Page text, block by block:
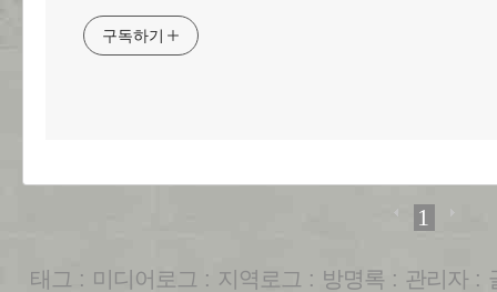
구독하기
1
태그 : 미디어로그 : 지역로그 : 방명록 : 관리자 :